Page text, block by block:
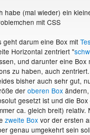
habe (mal wieder) ein
mit CSS
geht darum eine Box mit
Horizontal zentriert "
und darunter eine Box
zu haben, auch
bisher auch sehr gut,
deroberen Boxändern,
gesetzt ist und die
ca. gleich breit) relativ.
zweite Boxvor der ersten
genau umgekehrt sein